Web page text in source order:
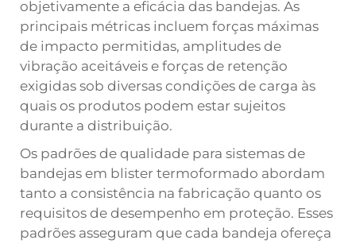
objetivamente a eficácia das bandejas. As
principais métricas incluem forças máximas
de impacto permitidas, amplitudes de
vibração aceitáveis e forças de retenção
exigidas sob diversas condições de carga às
quais os produtos podem estar sujeitos
durante a distribuição.
Os padrões de qualidade para sistemas de
bandejas em blister termoformado abordam
tanto a consistência na fabricação quanto os
requisitos de desempenho em proteção. Esses
padrões asseguram que cada bandeja ofereça